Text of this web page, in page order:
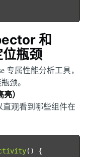
和
瓶颈
专属性能分析工具，
颈。
）
直观看到哪些组件在
()
{